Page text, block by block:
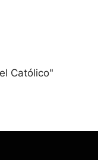
Católico"